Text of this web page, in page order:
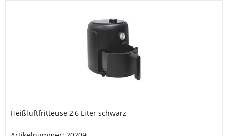
Heißluftfritteuse 2,6 Liter schwarz